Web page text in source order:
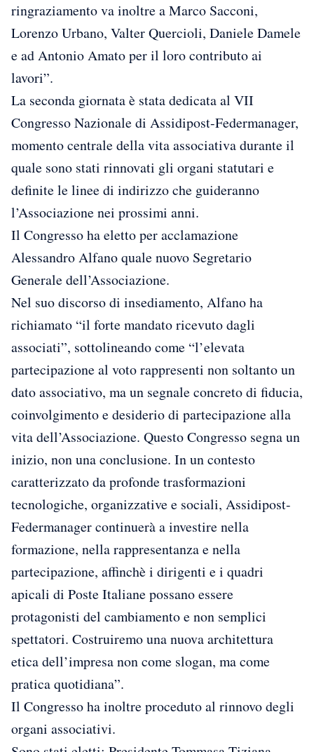
ringraziamento va inoltre a Marco Sacconi,
Lorenzo Urbano, Valter Quercioli, Daniele Damele
e ad Antonio Amato per il loro contributo ai
lavori”.
La seconda giornata è stata dedicata al VII
Congresso Nazionale di Assidipost-Federmanager,
momento centrale della vita associativa durante il
quale sono stati rinnovati gli organi statutari e
definite le linee di indirizzo che guideranno
l’Associazione nei prossimi anni.
Il Congresso ha eletto per acclamazione
Alessandro Alfano quale nuovo Segretario
Generale dell’Associazione.
Nel suo discorso di insediamento, Alfano ha
richiamato “il forte mandato ricevuto dagli
associati”, sottolineando come “l’elevata
partecipazione al voto rappresenti non soltanto un
dato associativo, ma un segnale concreto di fiducia,
coinvolgimento e desiderio di partecipazione alla
vita dell’Associazione. Questo Congresso segna un
inizio, non una conclusione. In un contesto
caratterizzato da profonde trasformazioni
tecnologiche, organizzative e sociali, Assidipost-
Federmanager continuerà a investire nella
formazione, nella rappresentanza e nella
partecipazione, affinchè i dirigenti e i quadri
apicali di Poste Italiane possano essere
protagonisti del cambiamento e non semplici
spettatori. Costruiremo una nuova architettura
etica dell’impresa non come slogan, ma come
pratica quotidiana”.
Il Congresso ha inoltre proceduto al rinnovo degli
organi associativi.